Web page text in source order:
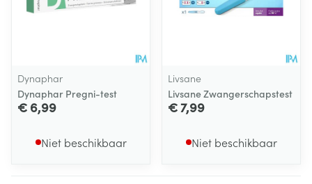
Dynaphar
Dynaphar Pregni-test
€ 6,99
Niet beschikbaar
Livsane
Livsane Zwangerschapstest
€ 7,99
Niet beschikbaar